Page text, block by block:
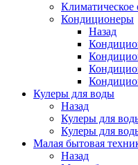
Климатическое
Кондиционеры
Назад
Кулеры для воды
Назад
Кулеры для
Кулеры для
Малая бытовая
Назад